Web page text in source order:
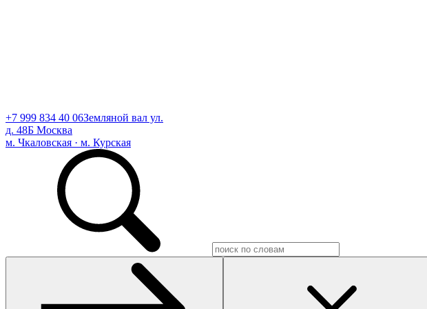
+7 999 834 40 06Земляной вал ул.
д. 48Б Москва
м. Чкаловская · м. Курская